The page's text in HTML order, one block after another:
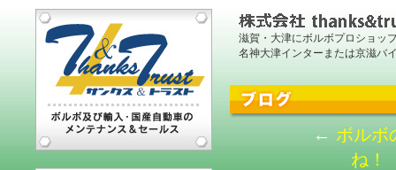
滋賀・大津にボルボプロショッ
名神大津インターまたは京滋バ
← ボルボ
ね！